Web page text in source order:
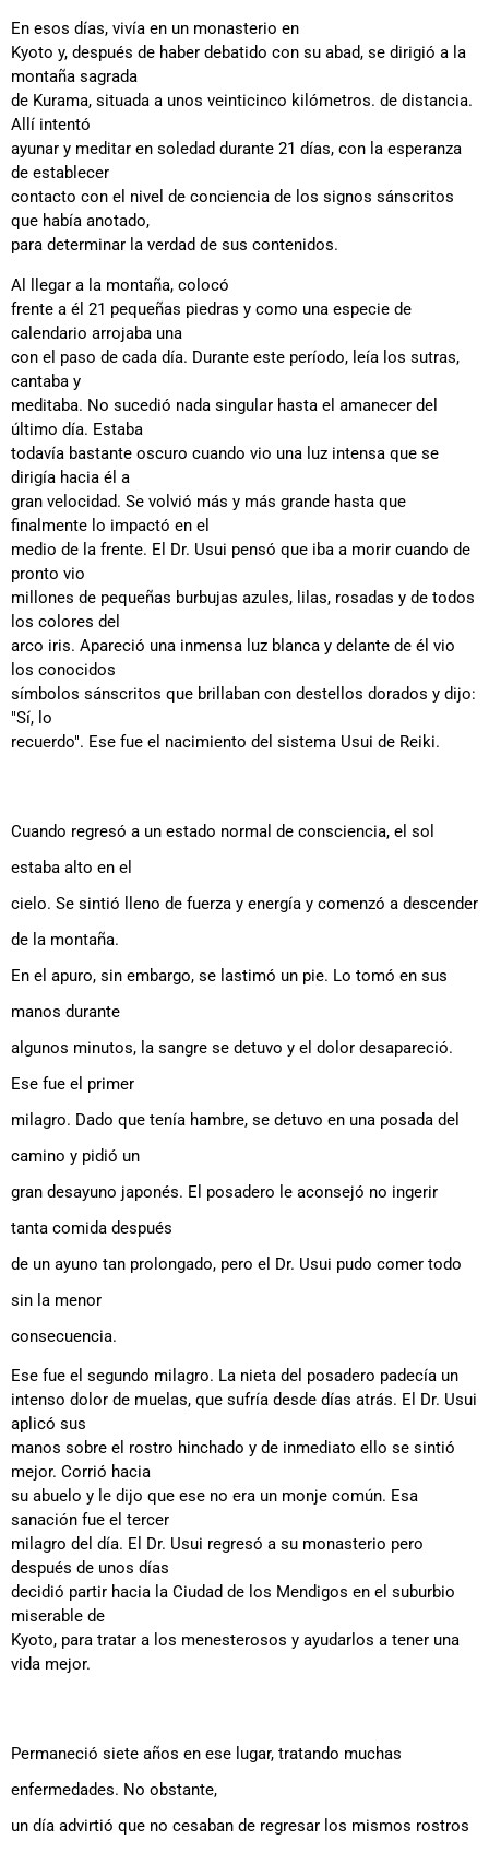
En esos días, vivía en un monasterio en
Kyoto y, después de haber debatido con su abad, se dirigió a la
montaña sagrada
de Kurama, situada a unos veinticinco kilómetros. de distancia.
Allí intentó
ayunar y meditar en soledad durante 21 días, con la esperanza
de establecer
contacto con el nivel de conciencia de los signos sánscritos
que había anotado,
para determinar la verdad de sus contenidos.
Al llegar a la montaña, colocó
frente a él 21 pequeñas piedras y como una especie de
calendario arrojaba una
con el paso de cada día. Durante este período, leía los sutras,
cantaba y
meditaba. No sucedió nada singular hasta el amanecer del
último día. Estaba
todavía bastante oscuro cuando vio una luz intensa que se
dirigía hacia él a
gran velocidad. Se volvió más y más grande hasta que
finalmente lo impactó en el
medio de la frente. El Dr. Usui pensó que iba a morir cuando de
pronto vio
millones de pequeñas burbujas azules, lilas, rosadas y de todos
los colores del
arco iris. Apareció una inmensa luz blanca y delante de él vio
los conocidos
símbolos sánscritos que brillaban con destellos dorados y dijo:
"Sí, lo
recuerdo". Ese fue el nacimiento del sistema Usui de Reiki.
Cuando regresó a un estado normal de consciencia, el sol
estaba alto en el
cielo. Se sintió lleno de fuerza y energía y comenzó a descender
de la montaña.
En el apuro, sin embargo, se lastimó un pie. Lo tomó en sus
manos durante
algunos minutos, la sangre se detuvo y el dolor desapareció.
Ese fue el primer
milagro. Dado que tenía hambre, se detuvo en una posada del
camino y pidió un
gran desayuno japonés. El posadero le aconsejó no ingerir
tanta comida después
de un ayuno tan prolongado, pero el Dr. Usui pudo comer todo
sin la menor
consecuencia.
Ese fue el segundo milagro. La nieta del posadero padecía un
intenso dolor de muelas, que sufría desde días atrás. El Dr. Usui
aplicó sus
manos sobre el rostro hinchado y de inmediato ello se sintió
mejor. Corrió hacia
su abuelo y le dijo que ese no era un monje común. Esa
sanación fue el tercer
milagro del día. El Dr. Usui regresó a su monasterio pero
después de unos días
decidió partir hacia la Ciudad de los Mendigos en el suburbio
miserable de
Kyoto, para tratar a los menesterosos y ayudarlos a tener una
vida mejor.
Permaneció siete años en ese lugar, tratando muchas
enfermedades. No obstante,
un día advirtió que no cesaban de regresar los mismos rostros